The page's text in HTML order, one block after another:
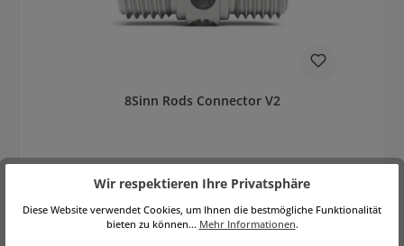
8Sinn Rods Connector V2
Wir respektieren Ihre Privatsphäre
Diese Website verwendet Cookies, um Ihnen die bestmögliche Funktionalität
bieten zu können... Mehr Informationen.